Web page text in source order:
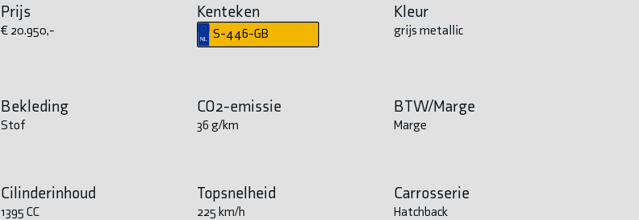
Prijs
€ 20.950,-
Kenteken
S-446-GB
Kleur
grijs metallic
Bekleding
Stof
CO2-emissie
36 g/km
BTW/Marge
Marge
Cilinderinhoud
1395 CC
Topsnelheid
225 km/h
Carrosserie
Hatchback